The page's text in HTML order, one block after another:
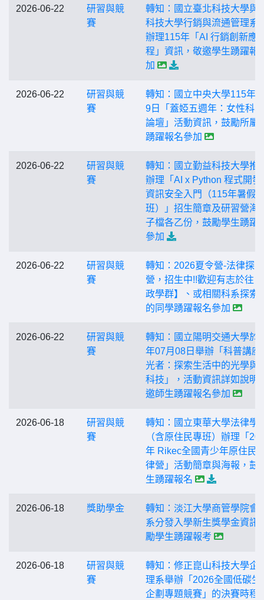
2026-06-22
研習與競
賽
轉知：國立臺北科技大學與
科技大學行銷與流通管理系
辦理115年「AI 行銷創新應
程」資訊，敬邀學生踴躍報
加
2026-06-22
研習與競
賽
轉知：國立中央大學115年8
9日「蓋婭五週年：女性科
論壇」活動資訊，鼓勵所屬
踴躍報名參加
2026-06-22
研習與競
賽
轉知：國立勤益科技大學推
辦理「AI x Python 程式開發
資訊安全入門（115年暑假
班）」招生簡章及研習營海
子檔各乙份，鼓勵學生踴躍
參加
2026-06-22
研習與競
賽
轉知：2026夏令營-法律探索
營，招生中!!歡迎有志於往
政學群】、或相關科系探索
的同學踴躍報名參加
2026-06-22
研習與競
賽
轉知：國立陽明交通大學於
年07月08日舉辦「科普講座
光者：探索生活中的光學與
科技」，活動資訊詳如說明
邀師生踴躍報名參加
2026-06-18
研習與競
賽
轉知：國立東華大學法律學
（含原住民專班）辦理「
年 Rikec全國青少年原住民
律營」活動簡章與海報，鼓
生踴躍報名
2026-06-18 獎助學金
轉知：淡江大學商管學院會
系分發入學新生獎學金資訊
勵學生踴躍報考
2026-06-18
研習與競
賽
轉知：修正崑山科技大學企
理系舉辦「2026全國低碳生
企劃專題競賽」的決賽時程